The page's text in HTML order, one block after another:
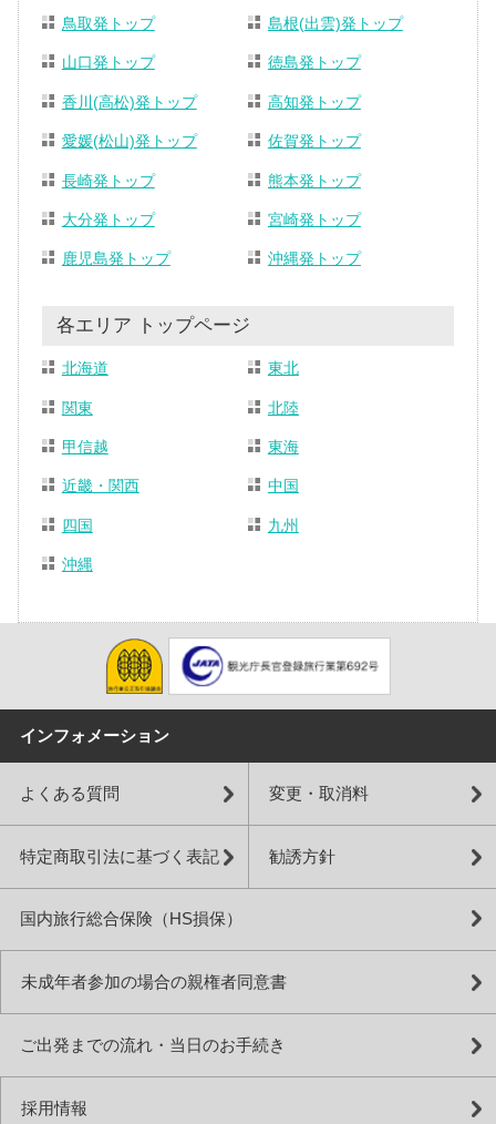
鳥取発トップ 島根(出雲)発トップ
山口発トップ 徳島発トップ
香川(高松)発トップ 高知発トップ
愛媛(松山)発トップ 佐賀発トップ
長崎発トップ 熊本発トップ
大分発トップ 宮崎発トップ
鹿児島発トップ 沖縄発トップ
各エリア トップページ
北海道 東北
関東 北陸
甲信越 東海
近畿・関西 中国
四国 九州
沖縄
インフォメーション
よくある質問 変更・取消料
特定商取引法に基づく表記 勧誘方針
国内旅行総合保険（HS損保）
未成年者参加の場合の親権者同意書
ご出発までの流れ・当日のお手続き
採用情報